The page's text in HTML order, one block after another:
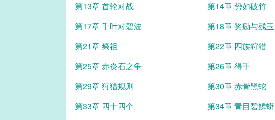
第13章 首轮对战
第14章 势如破竹
第17章 千叶对碧波
第18章 奖励与残玉
第21章 祭祖
第22章 四族狩猎
第25章 赤炎石之争
第26章 得手
第29章 狩猎规则
第30章 赤骨黑蛇
第33章 四十四个
第34章 青目碧鳞蟒